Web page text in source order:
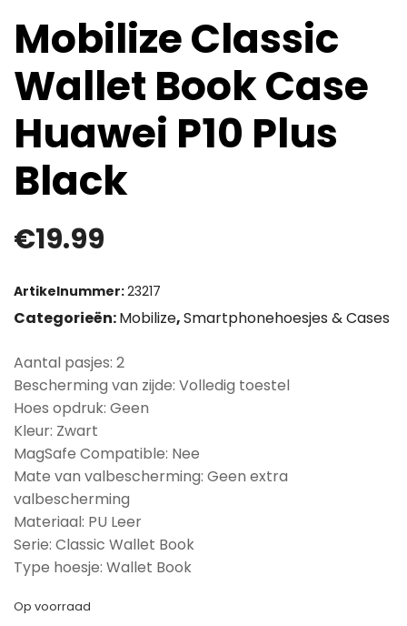
Mobilize Classic
Wallet Book Case
Huawei P10 Plus
Black
€19.99
Artikelnummer:23217
Categorieën:Mobilize,Smartphonehoesjes & Cases
Aantal pasjes: 2
Bescherming van zijde: Volledig toestel
Hoes opdruk: Geen
Kleur: Zwart
MagSafe Compatible: Nee
Mate van valbescherming: Geen extra
valbescherming
Materiaal: PU Leer
Serie: Classic Wallet Book
Type hoesje: Wallet Book
Op voorraad